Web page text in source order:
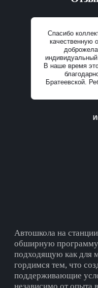
Спасибо
качественную
В наше время
Братеевской.
Автошкола на
обширную
подходящую как для
гордимся тем, что
поддерживающие
независимо от опыта